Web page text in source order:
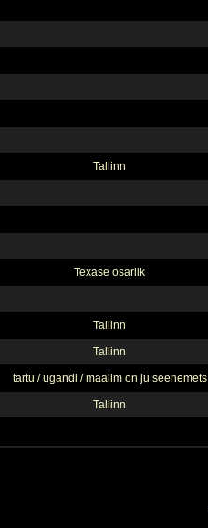
Tallinn
Texase osariik
Tallinn
Tallinn
tartu / ugandi / maailm on ju seenemets
Tallinn